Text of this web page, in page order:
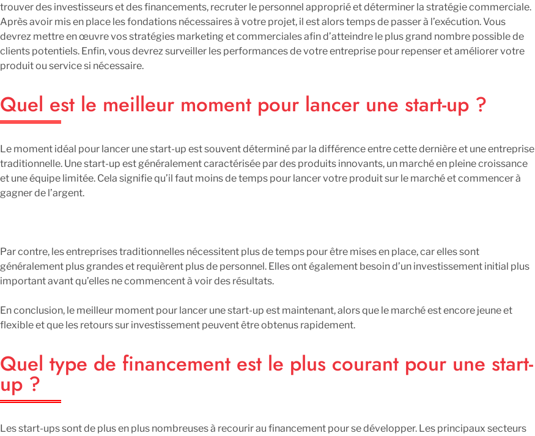
trouver des investisseurs et des financements, recruter le personnel approprié et déterminer la stratégie commerciale.
Après avoir mis en place les fondations nécessaires à votre projet, il est alors temps de passer à l’exécution. Vous
devrez mettre en œuvre vos stratégies marketing et commerciales afin d’atteindre le plus grand nombre possible de
clients potentiels. Enfin, vous devrez surveiller les performances de votre entreprise pour repenser et améliorer votre
produit ou service si nécessaire.
Quel est le meilleur moment pour lancer une start-up ?
Le moment idéal pour lancer une start-up est souvent déterminé par la différence entre cette dernière et une entreprise
traditionnelle. Une start-up est généralement caractérisée par des produits innovants, un marché en pleine croissance
et une équipe limitée. Cela signifie qu’il faut moins de temps pour lancer votre produit sur le marché et commencer à
gagner de l’argent.
Par contre, les entreprises traditionnelles nécessitent plus de temps pour être mises en place, car elles sont
généralement plus grandes et requièrent plus de personnel. Elles ont également besoin d’un investissement initial plus
important avant qu’elles ne commencent à voir des résultats.
En conclusion, le meilleur moment pour lancer une start-up est maintenant, alors que le marché est encore jeune et
flexible et que les retours sur investissement peuvent être obtenus rapidement.
Quel type de financement est le plus courant pour une start-
up ?
Les start-ups sont de plus en plus nombreuses à recourir au financement pour se développer. Les principaux secteurs